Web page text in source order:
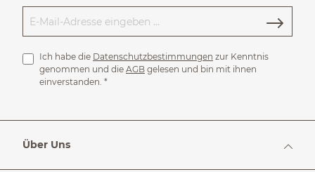
Ich habe die Datenschutzbestimmungen zur Kenntnis
genommen und die AGB gelesen und bin mit ihnen
einverstanden. *
Über Uns